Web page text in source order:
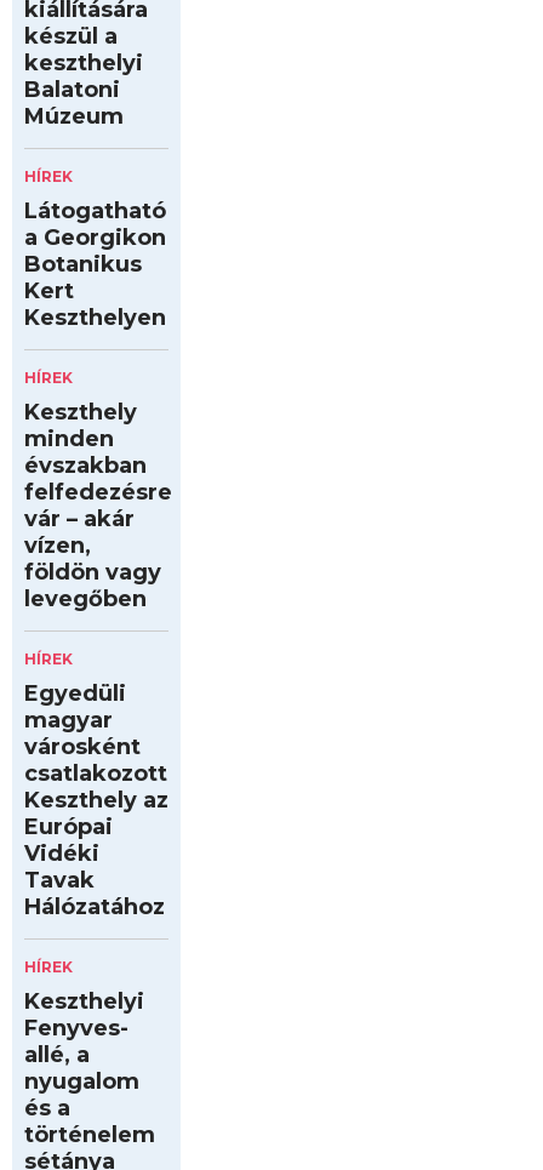
kiállítására
készül a
keszthelyi
Balatoni
Múzeum
HÍREK
Látogatható
a Georgikon
Botanikus
Kert
Keszthelyen
HÍREK
Keszthely
minden
évszakban
felfedezésre
vár – akár
vízen,
földön vagy
levegőben
HÍREK
Egyedüli
magyar
városként
csatlakozott
Keszthely az
Európai
Vidéki
Tavak
Hálózatához
HÍREK
Keszthelyi
Fenyves-
allé, a
nyugalom
és a
történelem
sétánya